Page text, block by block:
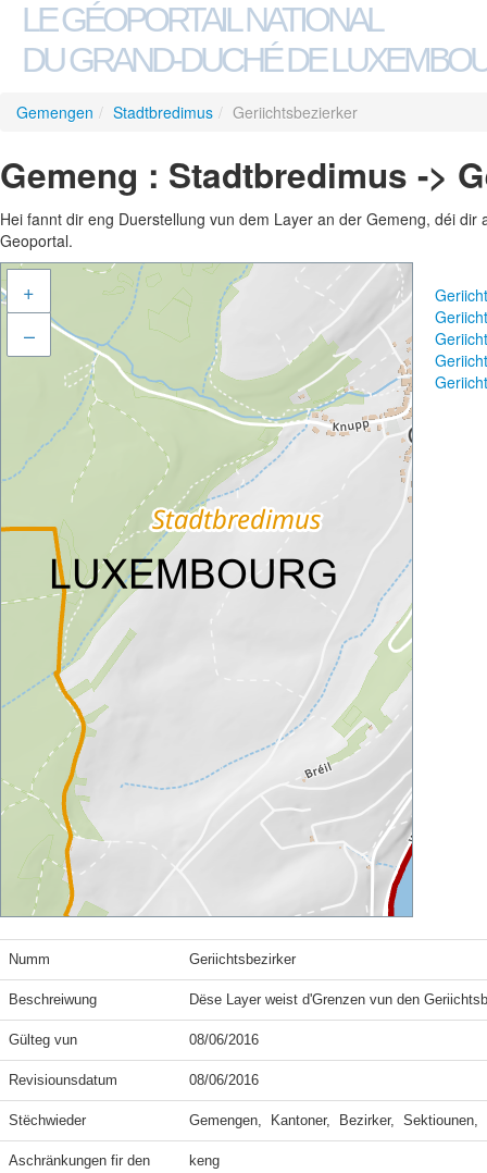
LE GÉOPORTAIL NATIONAL
DU GRAND-DUCHÉ DE
Gemengen / Stadtbredimus / Geriichtsbezierker
Gemeng : Stadtbredimus ->
Hei fannt dir eng Duerstellung vun dem Layer an der Gemeng, déi
Geoportal.
+
–
Numm Geriichtsbezirker
Beschreiwung Dëse Layer weist d'Grenzen vun den
Gülteg vun 08/06/2016
Revisiounsdatum 08/06/2016
Stëchwieder Gemengen,  Kantoner,  Bezirker,  Sektiounen,
Aschränkungen fir den
keng